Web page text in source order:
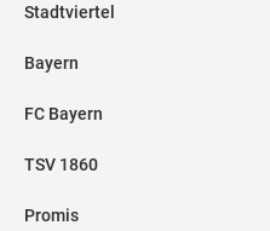
Stadtviertel
Bayern
FC Bayern
TSV 1860
Promis